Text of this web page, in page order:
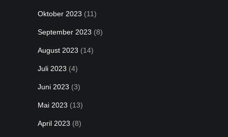
Oktober 2023 (11)
September 2023 (8)
August 2023 (14)
Juli 2023 (4)
Juni 2023 (3)
Mai 2023 (13)
April 2023 (8)